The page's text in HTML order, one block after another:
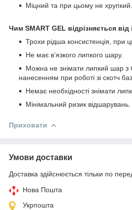
Міцний та при цьому не хрупкий.
Чим SMART GEL відрізняється
Трохи рідша консистенція, при
Не має вʼязкого липкого шару.
Можна не знімати липкий шар з
нанесенням при роботі зі скотч
Немає необхідності знімати
Мінімальний ризик відшарувань.
Приховати
Умови доставки
Доставка здійснюється тільки по
Нова Пошта
Укрпошта